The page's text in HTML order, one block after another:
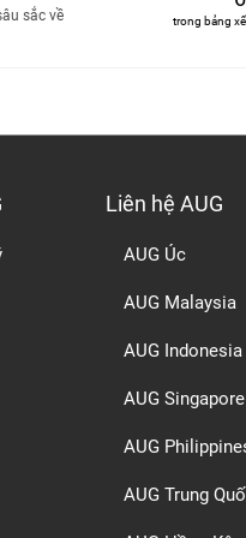
sắc về
trong bảng
Liên hệ AUG
AUG Úc
AUG Malaysia
AUG Indonesia
AUG Singapore
AUG
AUG Trung